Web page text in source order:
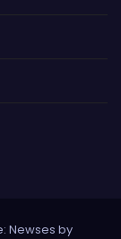
Newses by